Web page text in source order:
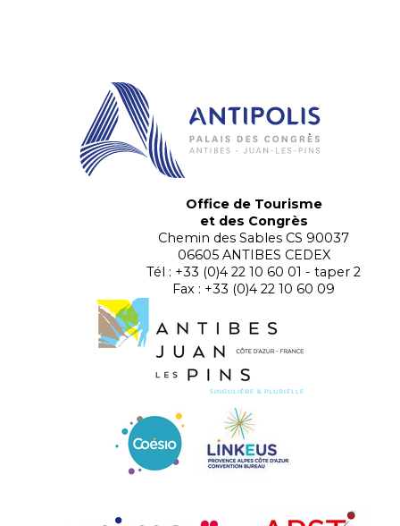
Office de Tourisme
et des Congrès
Chemin des Sables CS 90037
06605 ANTIBES CEDEX
Tél : +33 (0)4 22 10 60 01 - taper 2
Fax : +33 (0)4 22 10 60 09